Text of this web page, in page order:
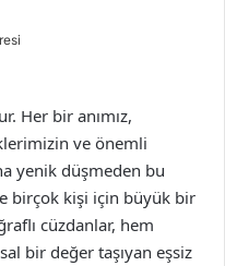
Her bir anımız,
ve önemli
yenik düşmeden bu
birçok kişi için büyük bir
cüzdanlar, hem
bir değer taşıyan eşsiz